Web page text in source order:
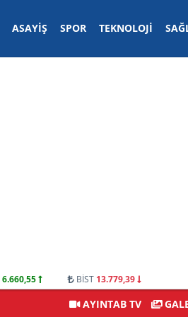
ASAYIŞ SPOR TEKNOLOJI
6.660,55 BİST 13.779,39
Gaziantep’te Dikkat
AYINTAB TV